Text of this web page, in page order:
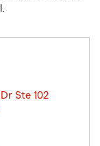
Ste 102